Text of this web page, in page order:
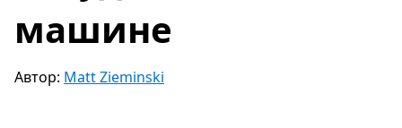
машине
Автор: Matt Zieminski